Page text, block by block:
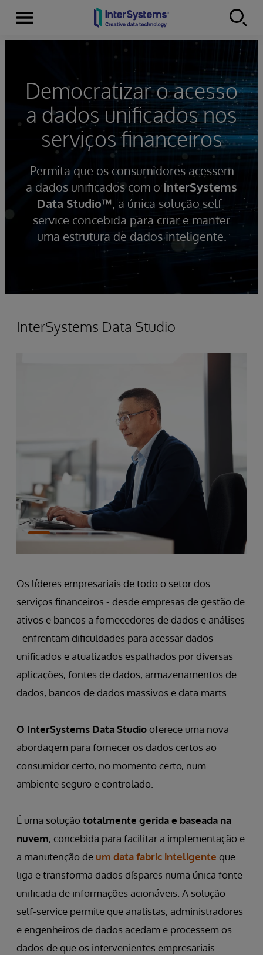
Skip to content
Menu
Democratizar o acesso
a dados unificados nos
serviços financeiros
Permita que os consumidores acessem
a dados unificados com oInterSystems
Data Studio™, a única solução self-
service concebida para criar e manter
uma estrutura de dados inteligente.
InterSystems Data Studio
Os líderes empresariais de todo o setor dos
serviços financeiros - desde empresas de gestão de
ativos e bancos a fornecedores de dados e análises
- enfrentam dificuldades para acessar dados
unificados e atualizados espalhados por diversas
aplicações, fontes de dados, armazenamentos de
dados, bancos de dados massivos e data marts.
O InterSystems Data Studiooferece uma nova
abordagem para fornecer os dados certos ao
consumidor certo, no momento certo, num
ambiente seguro e controlado.
É uma soluçãototalmente gerida e baseada na
nuvem, concebida para facilitar a implementação e
a manutenção de um data fabric inteligente que
liga e transforma dados díspares numa única fonte
unificada de informações acionáveis. A solução
self-service permite que analistas, administradores
e engenheiros de dados acedam e processem os
dados de que os intervenientes empresariais